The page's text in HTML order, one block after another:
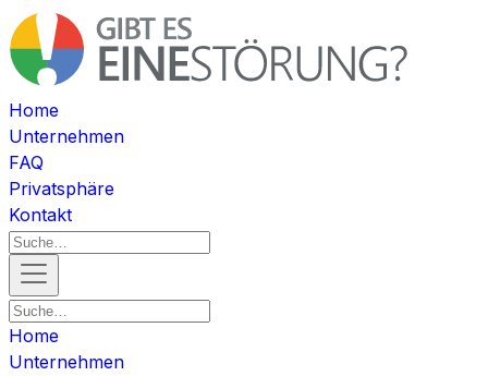
Home
Unternehmen
FAQ
Privatsphäre
Kontakt
Home
Unternehmen